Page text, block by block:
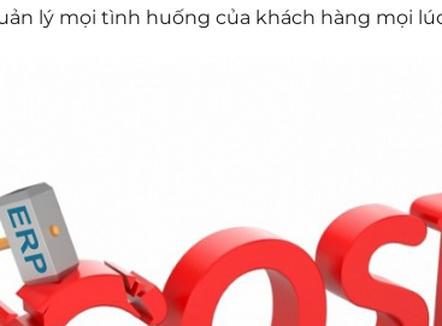
lý mọi tình huống của khách hàng mọi